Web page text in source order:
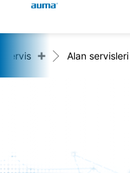
Ürünler
Servis
Global
Arama
Servis + Alan servisleri